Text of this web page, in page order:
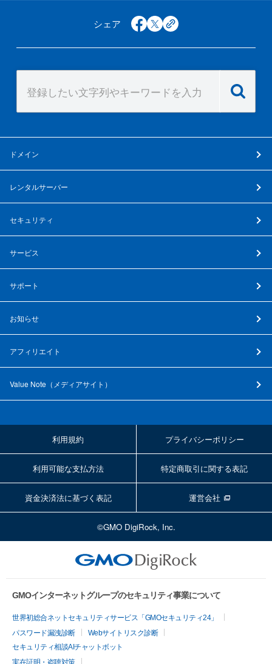
シェア facebook
x copy
ドメイン
レンタルサーバー
セキュリティ
サービス
サポート
お知らせ
アフィリエイト
Value Note（ メディアサイト ）
利用規約 プライバシーポリシー
利用可能な支払方法 特定商取引に関する表記
資金決済法に基づく表記 運営会社
©GMO DigiRock, Inc.
GMOインターネットグループのセキュリティ事業について
世界初総合ネットセキュリティサービス「GMOセキュリティ24」
パスワード漏洩診断
Webサイトリスク診断
セキュリティ相談AIチャットボット
実在証明・盗聴対策